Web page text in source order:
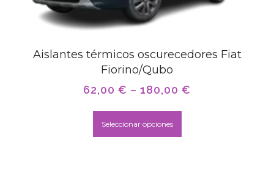
Aislantes térmicos oscurecedores Fiat
Fiorino/Qubo
62,00 € – 180,00 €
Seleccionar opciones